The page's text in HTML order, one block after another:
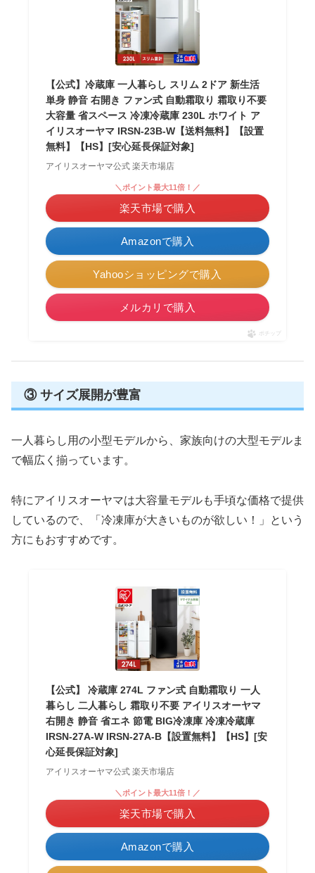
【公式】冷蔵庫 一人暮らし スリム 2ドア 新生活
単身 静音 右開き ファン式 自動霜取り 霜取り不要
大容量 省スペース 冷凍冷蔵庫 230L ホワイト ア
イリスオーヤマ IRSN-23B-W【送料無料】【設置
無料】【HS】[安心延長保証対象]
アイリスオーヤマ公式 楽天市場店
Amazonで購入
＼ポイント最大11倍！／
楽天市場で購入
Yahooショッピングで購入
メルカリで購入
ポチップ
③ サイズ展開が豊富
一人暮らし用の小型モデルから、家族向けの大型モデルま
で幅広く揃っています。
特にアイリスオーヤマは大容量モデルも手頃な価格で提供
しているので、「冷凍庫が大きいものが欲しい！」という
方にもおすすめです。
【公式】 冷蔵庫 274L ファン式 自動霜取り 一人
暮らし 二人暮らし 霜取り不要 アイリスオーヤマ
右開き 静音 省エネ 節電 BIG冷凍庫 冷凍冷蔵庫
IRSN-27A-W IRSN-27A-B【設置無料】【HS】[安
心延長保証対象]
アイリスオーヤマ公式 楽天市場店
Amazonで購入
＼ポイント最大11倍！／
楽天市場で購入